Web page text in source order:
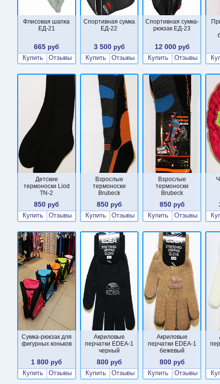
Флисовая шапка
ЕД-21
665 руб
Купить
Отзывы
Спортивная сумка
ЕД-22
3 500 руб
Купить
Отзывы
Спортивная сумка-
рюкзак ЕД-23
12 000руб
Купить
Отзывы
Детские
термоноски Liod
TN-2
850 руб
Купить
Отзывы
Взрослые
термоноски
Brubeck
850 руб
Купить
Отзывы
Взрослые
термоноски
Brubeck
850руб
Купить
Отзывы
Сумка-рюкзак для
фигурных коньков
1 800 руб
Купить
Отзывы
Акриловые
перчатки EDEA-1
черный
800 руб
Купить
Отзывы
Акриловые
перчатки EDEA-1
бежевый
800руб
Купить
Отзывы